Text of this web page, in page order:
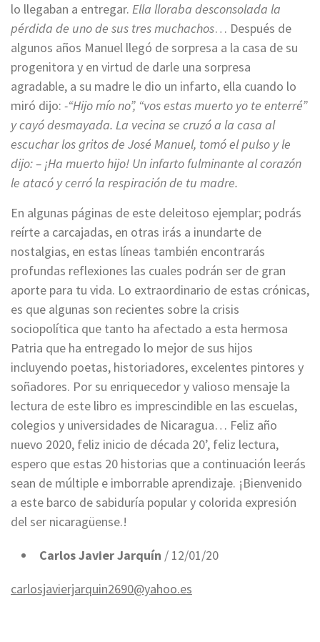
lo llegaban a entregar. Ella lloraba desconsolada la
pérdida de uno de sus tres muchachos… Después de
algunos años Manuel llegó de sorpresa a la casa de su
progenitora y en virtud de darle una sorpresa
agradable, a su madre le dio un infarto, ella cuando lo
miró dijo: -“Hijo mío no”, “vos estas muerto yo te enterré”
y cayó desmayada. La vecina se cruzó a la casa al
escuchar los gritos de José Manuel, tomó el pulso y le
dijo: – ¡Ha muerto hijo! Un infarto fulminante al corazón
le atacó y cerró la respiración de tu madre.
En algunas páginas de este deleitoso ejemplar; podrás
reírte a carcajadas, en otras irás a inundarte de
nostalgias, en estas líneas también encontrarás
profundas reflexiones las cuales podrán ser de gran
aporte para tu vida. Lo extraordinario de estas crónicas,
es que algunas son recientes sobre la crisis
sociopolítica que tanto ha afectado a esta hermosa
Patria que ha entregado lo mejor de sus hijos
incluyendo poetas, historiadores, excelentes pintores y
soñadores. Por su enriquecedor y valioso mensaje la
lectura de este libro es imprescindible en las escuelas,
colegios y universidades de Nicaragua… Feliz año
nuevo 2020, feliz inicio de década 20’, feliz lectura,
espero que estas 20 historias que a continuación leerás
sean de múltiple e imborrable aprendizaje. ¡Bienvenido
a este barco de sabiduría popular y colorida expresión
del ser nicaragüense.!
Carlos Javier Jarquín / 12/01/20
carlosjavierjarquin2690@yahoo.es